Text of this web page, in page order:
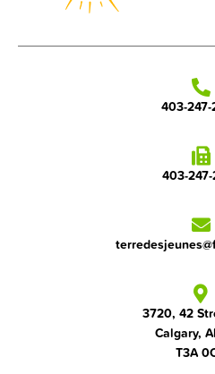
403-
403-
3720, 42
Calgary,
T3A